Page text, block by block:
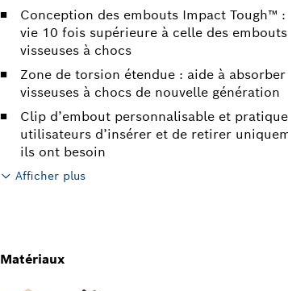
Conception des embouts Impact Tough™
vie 10 fois supérieure à celle des
visseuses à chocs
Zone de torsion étendue : aide à
visseuses à chocs de nouvelle génération
Clip d’embout personnalisable et
utilisateurs d’insérer et de retirer
ils ont besoin
Afficher plus
Matériaux